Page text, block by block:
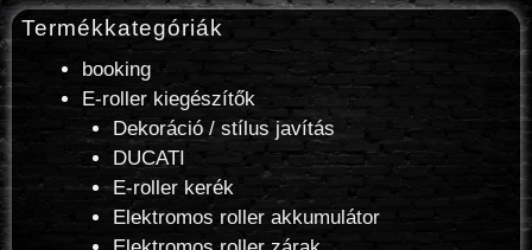
Termékkategóriák
booking
E-roller kiegészítők
Dekoráció / stílus javítás
DUCATI
E-roller kerék
Elektromos roller akkumulátor